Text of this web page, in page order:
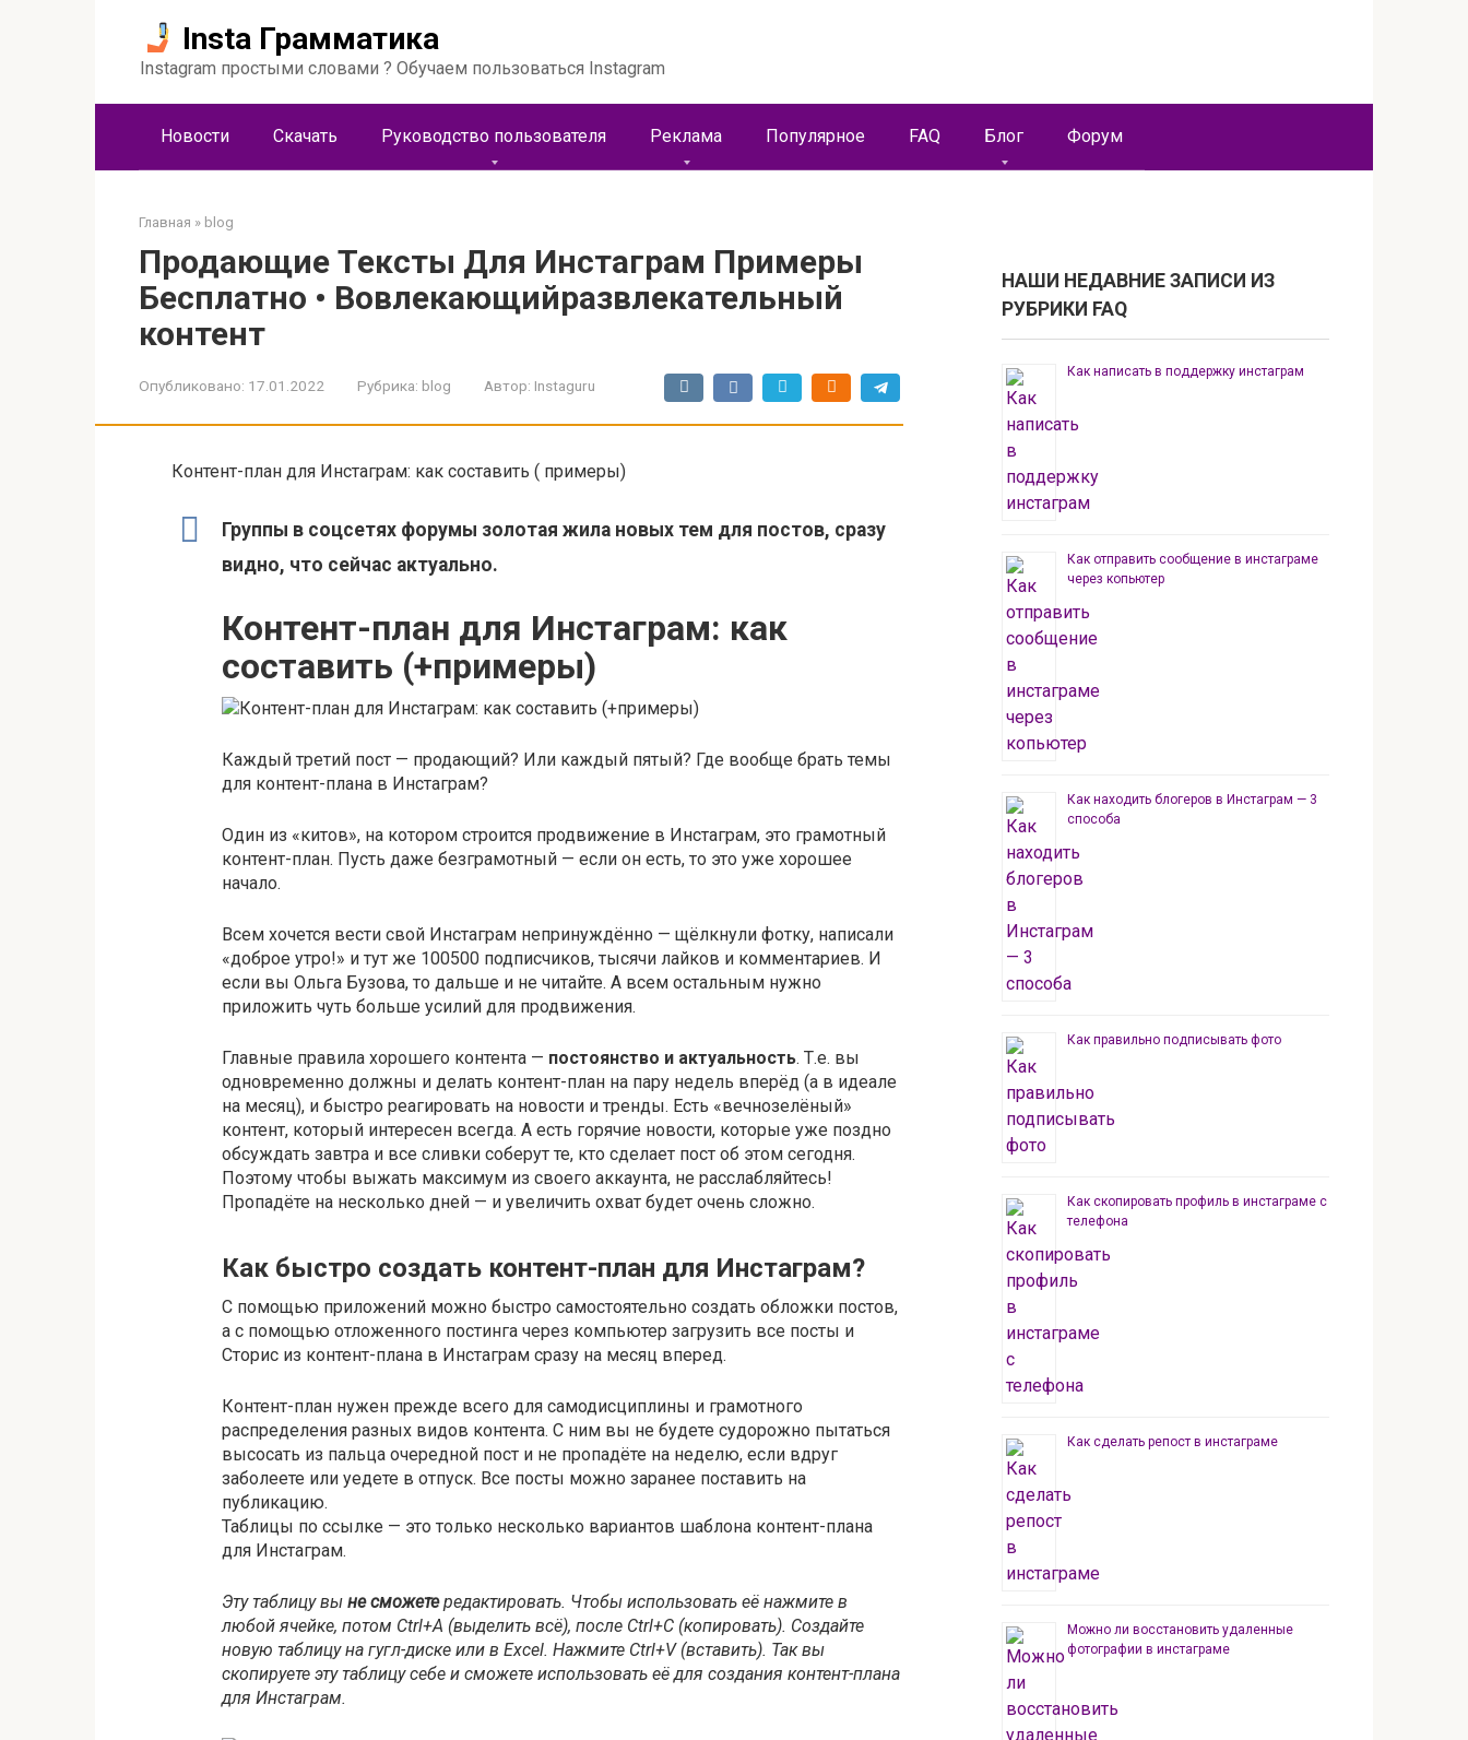
Insta Грамматика
Instagram простыми словами ? Обучаем пользоваться Instagram
Новости Скачать Руководство пользователя Реклама Популярное FAQ Блог Форум
Главная » blog
Продающие Тексты Для Инстаграм Примеры
Бесплатно • Вовлекающийразвлекательный
контент
Опубликовано: 17.01.2022 Рубрика: blog Автор: Instaguru
Контент-план для Инстаграм: как составить ( примеры)
Группы в соцсетях форумы золотая жила новых тем для постов, сразу
видно, что сейчас актуально.
Контент-план для Инстаграм: как
составить (+примеры)
Каждый третий пост — продающий? Или каждый пятый? Где вообще брать темы
для контент-плана в Инстаграм?
Один из «китов», на котором строится продвижение в Инстаграм, это грамотный
контент-план. Пусть даже безграмотный — если он есть, то это уже хорошее
начало.
Всем хочется вести свой Инстаграм непринуждённо — щёлкнули фотку, написали
«доброе утро!» и тут же 100500 подписчиков, тысячи лайков и комментариев. И
если вы Ольга Бузова, то дальше и не читайте. А всем остальным нужно
приложить чуть больше усилий для продвижения.
Главные правила хорошего контента — постоянство и актуальность. Т.е. вы
одновременно должны и делать контент-план на пару недель вперёд (а в идеале
на месяц), и быстро реагировать на новости и тренды. Есть «вечнозелёный»
контент, который интересен всегда. А есть горячие новости, которые уже поздно
обсуждать завтра и все сливки соберут те, кто сделает пост об этом сегодня.
Поэтому чтобы выжать максимум из своего аккаунта, не расслабляйтесь!
Пропадёте на несколько дней — и увеличить охват будет очень сложно.
Как быстро создать контент-план для Инстаграм?
С помощью приложений можно быстро самостоятельно создать обложки постов,
а с помощью отложенного постинга через компьютер загрузить все посты и
Сторис из контент-плана в Инстаграм сразу на месяц вперед.
Контент-план нужен прежде всего для самодисциплины и грамотного
распределения разных видов контента. С ним вы не будете судорожно пытаться
высосать из пальца очередной пост и не пропадёте на неделю, если вдруг
заболеете или уедете в отпуск. Все посты можно заранее поставить на
публикацию.
Таблицы по ссылке — это только несколько вариантов шаблона контент-плана
для Инстаграм.
Эту таблицу вы не сможетередактировать. Чтобы использовать её нажмите в
любой ячейке, потом Ctrl+A (выделить всё), после Ctrl+C (копировать). Создайте
новую таблицу на гугл-диске или в Excel. Нажмите Ctrl+V (вставить). Так вы
скопируете эту таблицу себе и сможете использовать её для создания контент-плана
для Инстаграм.
НАШИ НЕДАВНИЕ ЗАПИСИ ИЗ
РУБРИКИ FAQ
Как написать в поддержку инстаграм
Как отправить сообщение в инстаграме
через копьютер
Как находить блогеров в Инстаграм — 3
способа
Как правильно подписывать фото
Как скопировать профиль в инстаграме с
телефона
Как сделать репост в инстаграме
Можно ли восстановить удаленные
фотографии в инстаграме